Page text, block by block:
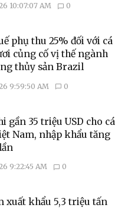
10:07:07 AM 0
phụ thu 25% đối với cá
củng cố vị thế ngành
thủy sản Brazil
9:59:50 AM 0
gần 35 triệu USD cho cá
Nam, nhập khẩu tăng
9:22:45 AM 0
xuất khẩu 5,3 triệu tấn